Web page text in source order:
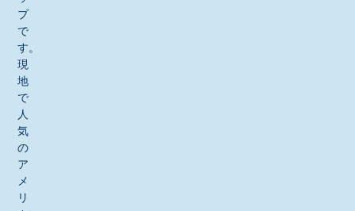
プ
で
す。
現
地
で
人
気
の
ア
メ
リ